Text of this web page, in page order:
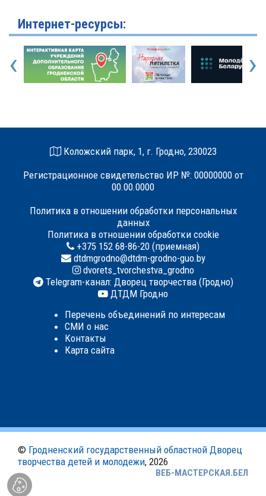
Интернет-ресурсы:
‹ ›
Коложский парк, 1, г. Гродно, 230023
Регистрационное свидетельство ИР №: 00000000 от
00.00.0000
Политика в отношении обработки персональных
данных
Политика в отношении обработки cookie
+375 152 68-86-20 (приемная)
dtdmgrodno@dtdm-grodno-guo.by
dvorets_tvorchestva_grodno
Telegram-канал: Дворец творчества (Гродно)
ДТДМ Гродно
Перечень объединений по интересам
СМИ о нас
Контакты
Карта сайта
© Гродненский государственный областной Дворец
творчества детей и молодежи, 2026
ВЕБ-МАСТЕРСКАЯ.БЕЛ